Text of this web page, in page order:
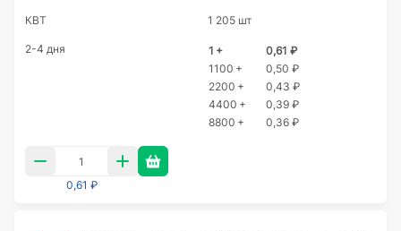
КВТ 1 205 шт
2-4 дня 1 +
0,61 ₽
1100 +
0,50 ₽
2200 +
0,43 ₽
4400 +
0,39 ₽
8800 +
0,36 ₽
0,61 ₽